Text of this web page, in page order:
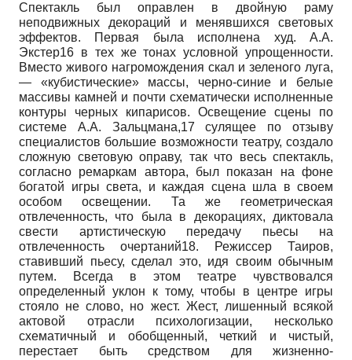
Спектакль был оправлен в двойную раму
неподвижных декораций и менявшихся световых
эффектов. Первая была исполнена худ. А.А.
Экстер16 в тех же тонах условной упрощенности.
Вместо живого нагромождения скал и зеленого луга,
— «кубистиче­ские» массы, черно-синие и белые
массивы камней и почти схематически исполненные
контуры черных кипарисов. Освещение сцены по
системе А.А. Зальц­мана,17 сулящее по отзыву
специалистов большие возможности театру, создало
сложную световую оправу, так что весь спектакль,
согласно ремаркам автора, был показан на фоне
богатой игры света, и каждая сцена шла в своем
особом освещении. Та же геометрическая
отвлеченность, что была в декорациях, диктовала
свести артистическую передачу пьесы на
отвлеченность очертаний18. Режиссер Таиров,
ставивший пьесу, сделал это, идя своим обычным
путем. Всегда в этом театре чувствовался
определенный уклон к тому, чтобы в центре игры
стояло не слово, но жест. Жест, лишенный всякой
актовой отрасли психологизации, несколько
схематичный и обобщенный, четкий и чистый,
перестает быть средством для жизненно-